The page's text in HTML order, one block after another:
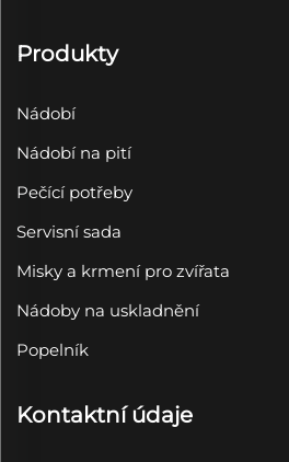
Produkty
Nádobí
Nádobí na pití
Pečící potřeby
Servisní sada
Misky a krmení pro zvířata
Nádoby na uskladnění
Popelník
Kontaktní údaje